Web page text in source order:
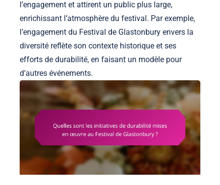
l’engagement et attirent un public plus large,
enrichissant l’atmosphère du festival. Par exemple,
l’engagement du Festival de Glastonbury envers la
diversité reflète son contexte historique et ses
efforts de durabilité, en faisant un modèle pour
d’autres événements.